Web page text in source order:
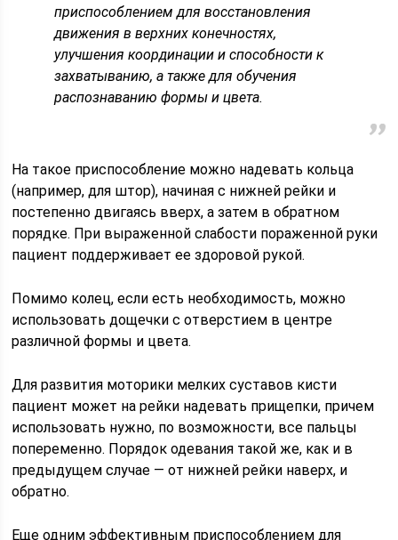
приспособлением для восстановления
движения в верхних конечностях,
улучшения координации и способности к
захватыванию, а также для обучения
распознаванию формы и цвета.
На такое приспособление можно надевать кольца
(например, для штор), начиная с нижней рейки и
постепенно двигаясь вверх, а затем в обратном
порядке. При выраженной слабости пораженной руки
пациент поддерживает ее здоровой рукой.
Помимо колец, если есть необходимость, можно
использовать дощечки с отверстием в центре
различной формы и цвета.
Для развития моторики мелких суставов кисти
пациент может на рейки надевать прищепки, причем
использовать нужно, по возможности, все пальцы
попеременно. Порядок одевания такой же, как и в
предыдущем случае — от нижней рейки наверх, и
обратно.
Еще одним эффективным приспособлением для